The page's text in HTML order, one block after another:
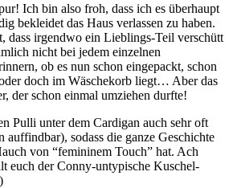
Ich bin also froh, dass ich es überhaupt
bekleidet das Haus verlassen zu haben.
dass irgendwo ein Lieblings-Teil verschütt
nicht bei jedem einzelnen
ob es nun schon eingepackt, schon
doch im Wäschekorb liegt… Aber das
der schon einmal umziehen durfte!
Pulli unter dem Cardigan auch sehr oft
auffindbar), sodass die ganze Geschichte
von “femininem Touch” hat. Ach
euch der Conny-untypische Kuschel-